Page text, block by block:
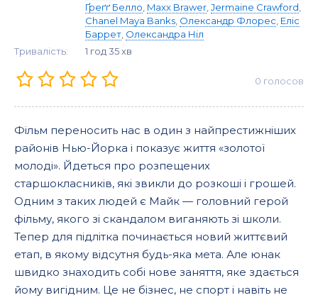
Ґреґґ Белло Maxx Brawer Jermaine Crawford
Chanel Maya Banks Олександр Флорес Еліс
Баррет Олександра Ніл
Тривалість:
1 год 35 хв
0 голосов
Фільм переносить нас в один з найпрестижніших
районів Нью-Йорка і показує життя «золотої
молоді». Йдеться про розпещених
старшокласників, які звикли до розкоші і грошей.
Одним з таких людей є Майк — головний герой
фільму, якого зі скандалом виганяють зі школи.
Тепер для підлітка починається новий життєвий
етап, в якому відсутня будь-яка мета. Але юнак
швидко знаходить собі нове заняття, яке здається
йому вигідним. Це не бізнес, не спорт і навіть не